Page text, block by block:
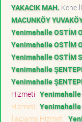
YAKACIK MAH. Kene
MACUNKÖY
Yenimahalle OSTİM
Yenimahalle OSTİM
Yenimahalle OSTİM
Yenimahalle
Yenimahalle
Hizmeti Yenimahalle
Hizmeti Yenimahalle
İlaçlama Hizmeti